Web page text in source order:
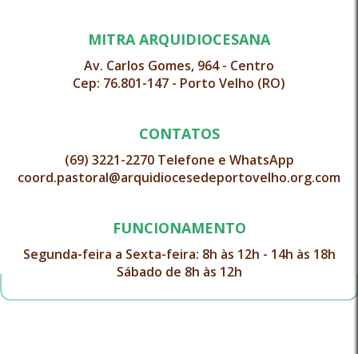
MITRA ARQUIDIOCESANA
Av. Carlos Gomes, 964 - Centro
Cep: 76.801-147 - Porto Velho (RO)
CONTATOS
(69) 3221-2270 Telefone e WhatsApp
coord.pastoral@arquidiocesedeportovelho.org.com
FUNCIONAMENTO
Segunda-feira a Sexta-feira: 8h às 12h - 14h às 18h
Sábado de 8h às 12h